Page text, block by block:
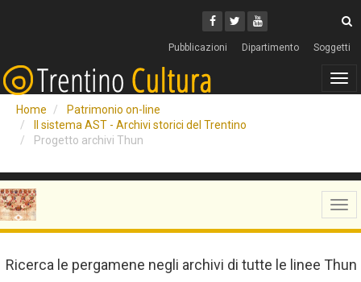
Facebook
Twitter
Youtube
Pubblicazioni Dipartimento Soggetti
Home
Patrimonio on-line
Il sistema AST - Archivi storici del Trentino
Progetto archivi Thun
Ricerca le pergamene negli archivi di tutte le linee Thun